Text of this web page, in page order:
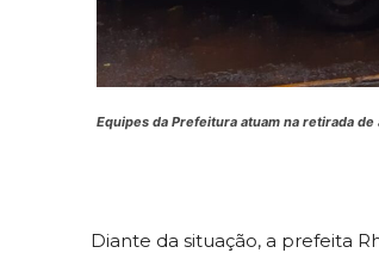
Equipes da Prefeitura atuam na retirada
Diante da situação, a prefeita